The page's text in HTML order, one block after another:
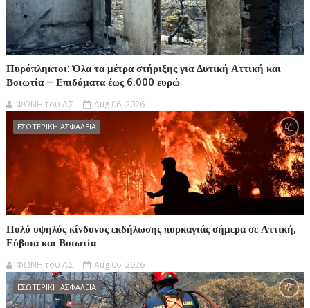
Πυρόπληκτοι: Όλα τα μέτρα στήριξης για Δυτική Αττική και
Βοιωτία – Επιδόματα έως 6.000 ευρώ
ΦΩΝΗ του Λ.Σ. Aug 06, 2026
ΕΣΩΤΕΡΙΚΗ ΑΣΦΑΛΕΙΑ
Πολύ υψηλός κίνδυνος εκδήλωσης πυρκαγιάς σήμερα σε Αττική,
Εύβοια και Βοιωτία
ΦΩΝΗ του Λ.Σ. Aug 06, 2026
ΕΣΩΤΕΡΙΚΗ ΑΣΦΑΛΕΙΑ